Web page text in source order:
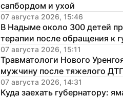
сапбордом и ухой
07 августа 2026, 15:46
В Надыме около 300 детей
терапии после обращения к
07 августа 2026, 15:11
Травматологи Нового
мужчину после тяжелого
07 августа 2026, 14:31
Куда заехать губернатору: